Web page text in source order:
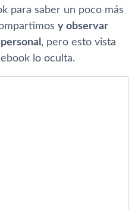
para saber un poco más
y observar
, pero esto vista
lo oculta.